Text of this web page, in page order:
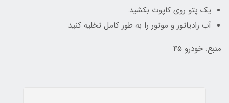
یک پتو روی کاپوت بکشید.
آب رادیاتور و موتور را به طور کامل تخلیه کنید
منبع: خودرو 45